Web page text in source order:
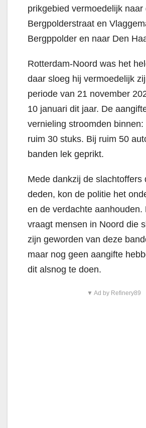
prikgebied vermoedelijk naar
Bergpolderstraat en
Bergppolder en naar Den
Rotterdam-Noord was het
daar sloeg hij vermoedelijk
periode van 21 november
10 januari dit jaar. De
vernieling stroomden binnen:
ruim 30 stuks. Bij ruim 50
banden lek geprikt.
Mede dankzij de slachtoffers
deden, kon de politie het
en de verdachte aanhouden.
vraagt mensen in Noord die
zijn geworden van deze
maar nog geen aangifte
dit alsnog te doen.
▼ Ad by Refinery89